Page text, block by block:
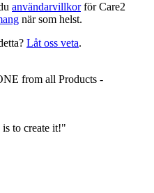
användarvillkorför Care2
när som helst.
Låt oss veta.
from all Products -
to create it!"